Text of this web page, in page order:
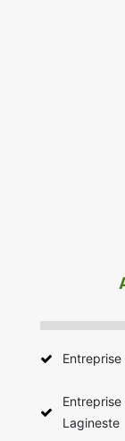
Lagineste